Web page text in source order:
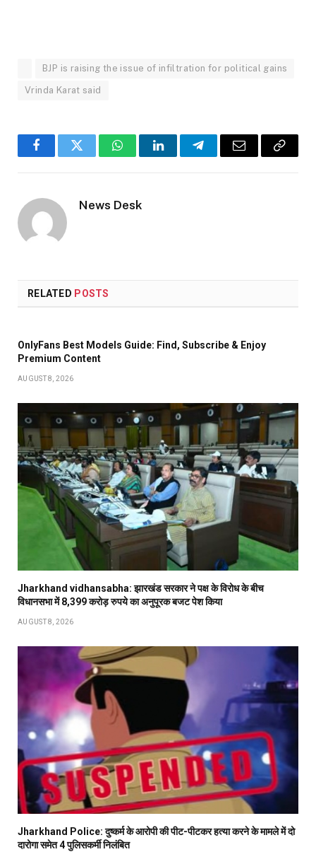
BJP is raising the issue of infiltration for political gains
Vrinda Karat said
FacebookTwitter WhatsAppLinkedInTelegramEmail
Copy
News Desk
RELATED POSTS
OnlyFans Best Models Guide: Find, Subscribe & Enjoy
Premium Content
AUGUST 8, 2026
Jharkhand vidhansabha: झारखंड सरकार ने पक्ष के विरोध के बीच
विधानसभा में 8,399 करोड़ रुपये का अनुपूरक बजट पेश किया
AUGUST 8, 2026
Jharkhand Police: दुष्कर्म के आरोपी की पीट-पीटकर हत्या करने के मामले में दो
दारोगा समेत 4 पुलिसकर्मी निलंबित